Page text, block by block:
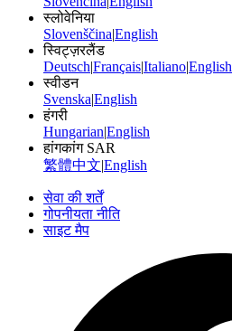
स्लोवेनिया
Slovenščina|English
स्विट्ज़रलैंड
Deutsch|Français|Italiano|English
स्वीडन
Svenska|English
हंगरी
Hungarian|English
हांगकांग SAR
繁體中文|English
सेवा की शर्तें
गोपनीयता नीति
साइट मैप